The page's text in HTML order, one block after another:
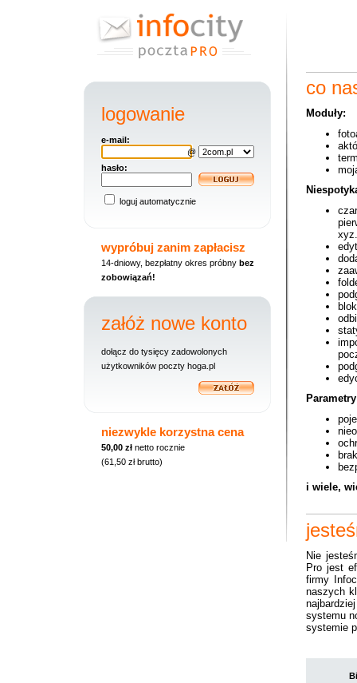
logowanie
e-mail:
@
hasło:
loguj automatycznie
wypróbuj zanim zapłacisz
14-dniowy, bezpłatny okres próbny bez
zobowiązań!
załóż nowe konto
dołącz do tysięcy zadowolonych
użytkowników poczty hoga.pl
niezwykle korzystna cena
50,00 złnetto rocznie
(61,50 zł brutto)
co
Moduły:
i wiele,
Nie
Pro jest
firmy
naszych
systemu
systemie